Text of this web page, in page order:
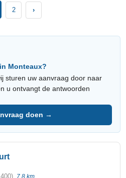
2 ›
Monteaux?
sturen uw aanvraag door naar
u ontvangt de antwoorden
doen →
7,8 km